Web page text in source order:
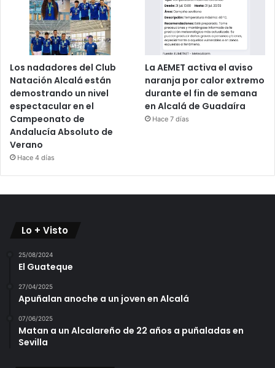
Los nadadores del Club
Natación Alcalá están
demostrando un nivel
espectacular en el
Campeonato de
Andalucía Absoluto de
Verano
Hace 4 días
La AEMET activa el aviso
naranja por calor extremo
durante el fin de semana
en Alcalá de Guadaíra
Hace 7 días
Lo + Visto
25/08/2024
El Guateque
27/04/2025
Apuñalan anoche a un joven en Alcalá
07/06/2025
Matan a un Alcalareño de 22 años a puñaladas en
Sevilla